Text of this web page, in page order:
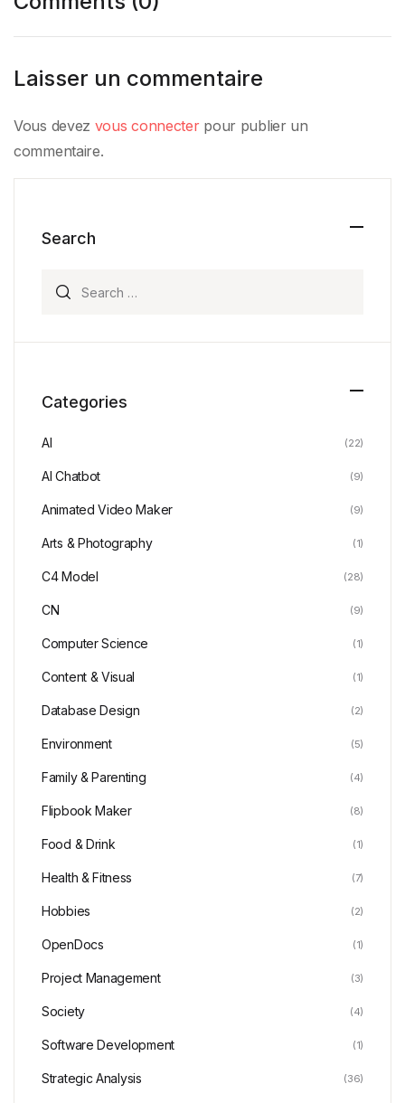
Laisser un commentaire
Vous devez vous connecterpour publier un
commentaire.
Search
Categories
AI (22)
AI Chatbot (9)
Animated Video Maker (9)
Arts & Photography (1)
C4 Model (28)
CN (9)
Computer Science (1)
Content & Visual (1)
Database Design (2)
Environment (5)
Family & Parenting (4)
Flipbook Maker (8)
Food & Drink (1)
Health & Fitness (7)
Hobbies (2)
OpenDocs (1)
Project Management (3)
Society (4)
Software Development (1)
Strategic Analysis (36)